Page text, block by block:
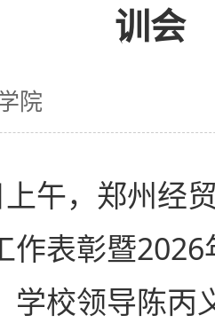
训会
院
午，郑州经
作表彰暨
学校领导陈丙